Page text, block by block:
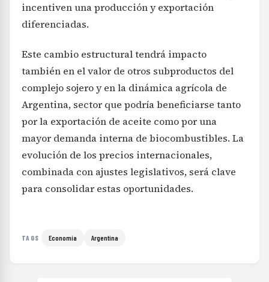
incentiven una producción y exportación
diferenciadas.
Este cambio estructural tendrá impacto
también en el valor de otros subproductos del
complejo sojero y en la dinámica agrícola de
Argentina, sector que podría beneficiarse tanto
por la exportación de aceite como por una
mayor demanda interna de biocombustibles. La
evolución de los precios internacionales,
combinada con ajustes legislativos, será clave
para consolidar estas oportunidades.
TAGS Economía Argentina